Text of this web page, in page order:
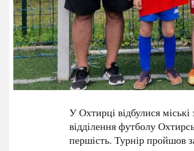
УОхтирці відбулися
відділення футболу
першість. Турнір пройшов